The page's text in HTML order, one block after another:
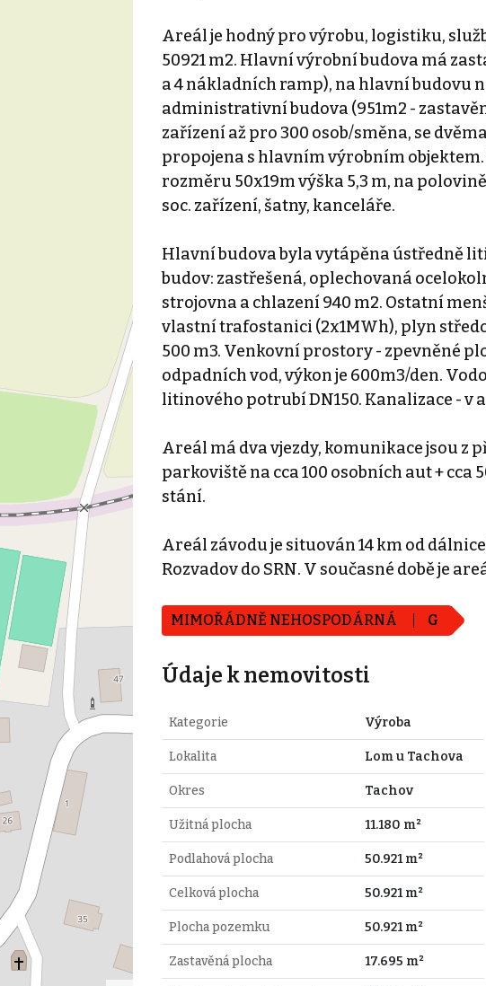
Areál je hodný pro výrobu, logistiku,
50921 m2. Hlavní výrobní budova má
a 4 nákladních ramp), na hlavní budovu
administrativní budova (951m2 -
zařízení až pro 300 osob/směna, se
propojena s hlavním výrobním
rozměru 50x19m výška 5,3 m, na
soc. zařízení, šatny, kanceláře.
Hlavní budova byla vytápěna ústředně
budov: zastřešená, oplechovaná
strojovna a chlazení 940 m2. Ostatní
vlastní trafostanici (2x1MWh), plyn
500 m3. Venkovní prostory - zpevněné
odpadních vod, výkon je 600m3/den.
litinového potrubí DN150. Kanalizace - v
Areál má dva vjezdy, komunikace jsou z
parkoviště na cca 100 osobních aut + cca
stání.
Areál závodu je situován 14 km od
Rozvadov do SRN. V současné době je
MIMOŘÁDNĚ NEHOSPODÁRNÁ G
Údaje k nemovitosti
Kategorie Výroba
Lokalita Lom u Tachova
Okres Tachov
Užitná plocha 11.180 m²
Podlahová plocha 50.921 m²
Celková plocha 50.921 m²
Plocha pozemku 50.921 m²
Zastavěná plocha 17.695 m²